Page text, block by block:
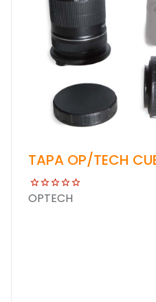
TAPA OP/TECH
OPTECH